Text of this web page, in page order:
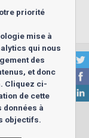
priorité
mise à
qui nous
des
et donc
Cliquez ci-
de cette
données à
objectifs.